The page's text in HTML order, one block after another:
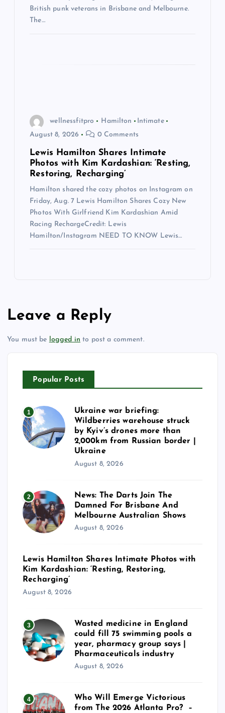
British punk veterans in Brisbane and Melbourne.
The…
wellnessfitpro Hamilton
Intimate
August 8, 2026
0 Comments
Lewis Hamilton Shares Intimate
Photos with Kim Kardashian: ‘Resting,
Restoring, Recharging’
Hamilton shared the cozy photos on Instagram on
Friday, Aug. 7 Lewis Hamilton Shares Cozy New
Photos With Girlfriend Kim Kardashian Amid
Racing RechargeCredit: Lewis
Hamilton/Instagram NEED TO KNOW Lewis…
Leave a Reply
You must be logged in to post a comment.
Popular Posts
1
Ukraine war briefing:
Wildberries warehouse struck
by Kyiv’s drones more than
2,000km from Russian border |
Ukraine
August 8, 2026
2
News: The Darts Join The
Damned For Brisbane And
Melbourne Australian Shows
August 8, 2026
Lewis Hamilton Shares Intimate Photos with
Kim Kardashian: ‘Resting, Restoring,
Recharging’
August 8, 2026
3
Wasted medicine in England
could fill 75 swimming pools a
year, pharmacy group says |
Pharmaceuticals industry
August 8, 2026
4
Who Will Emerge Victorious
from The 2026 Atlanta Pro? –